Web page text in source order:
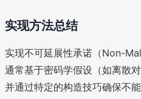
实现方法总结
实现不可延展性承诺（Non-
通常基于密码学假设（如离散
并通过特定的构造技巧确保不